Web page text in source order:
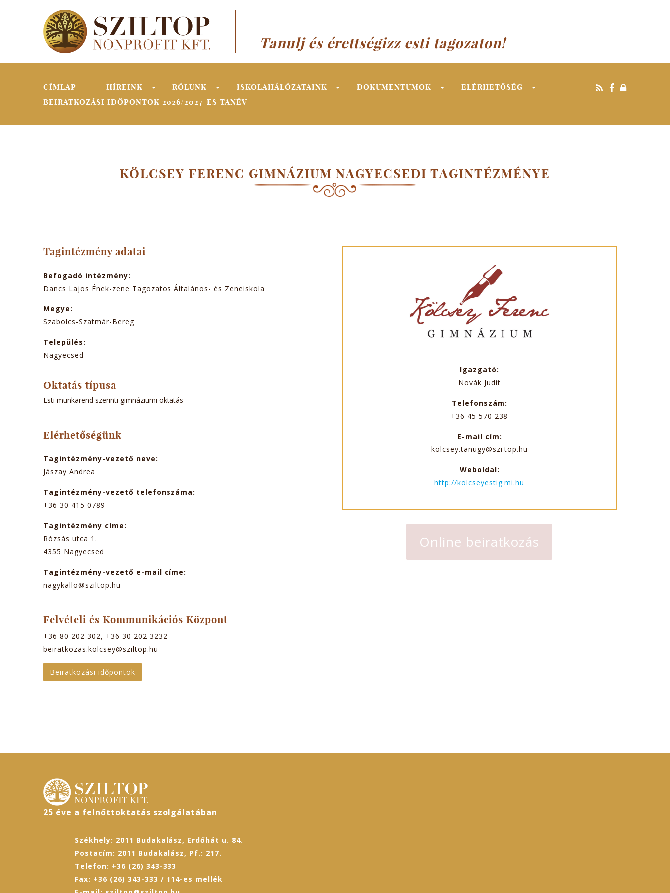
Tanulj és érettségizz esti tagozaton!
CÍMLAP HÍREINK RÓLUNK ISKOLAHÁLÓZATAINK DOKUMENTUMOK ELÉRHETŐSÉG
BEIRATKOZÁSI IDŐPONTOK 2026/2027-ES TANÉV
KÖLCSEY FERENC GIMNÁZIUM NAGYECSEDI TAGINTÉZMÉNYE
TABOK
Tagintézmény adatai
Befogadó intézmény:
Dancs Lajos Ének-zene Tagozatos Általános- és Zeneiskola
Megye:
Szabolcs-Szatmár-Bereg
Település:
Nagyecsed
Oktatás típusa
Esti munkarend szerinti gimnáziumi oktatás
Elérhetőségünk
Tagintézmény-vezető neve:
Jászay Andrea
Tagintézmény-vezető telefonszáma:
+36 30 415 0789
Tagintézmény címe:
Rózsás utca 1.
4355 Nagyecsed
Tagintézmény-vezető e-mail címe:
nagykallo@sziltop.hu
Felvételi és Kommunikációs Központ
+36 80 202 302, +36 30 202 3232
beiratkozas.kolcsey@sziltop.hu
Beiratkozási időpontok
Igazgató:
Novák Judit
Telefonszám:
+36 45 570 238
E-mail cím:
kolcsey.tanugy@sziltop.hu
Weboldal:
http://kolcseyestigimi.hu
Online beiratkozás
25 éve a felnőttoktatás szolgálatában
Székhely: 2011 Budakalász, Erdőhát u. 84.
Postacím: 2011 Budakalász, Pf.: 217.
Telefon: +36 (26) 343-333
Fax: +36 (26) 343-333 / 114-es mellék